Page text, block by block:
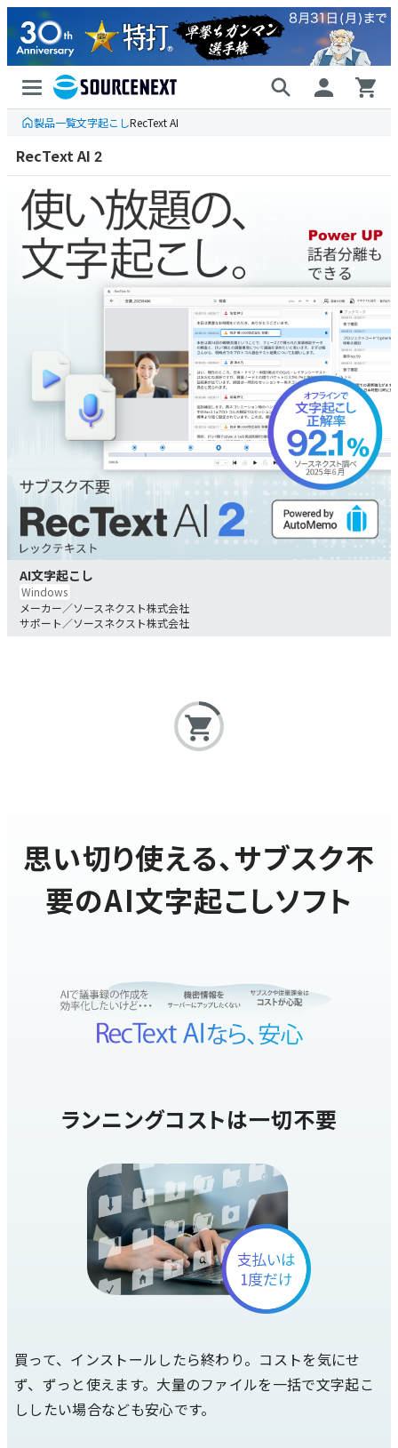
製品一覧文字起こしRecText AI
RecText AI 2
AI文字起こし
Windows
ソースネクスト株式会社
ソースネクスト株式会社
思い切り使える、サブスク不
要のAI文字起こしソフト
ランニングコストは一切不要
買って、インストールしたら終わり。コストを気にせ
ず、ずっと使えます。大量のファイルを一括で文字起こ
ししたい場合なども安心です。